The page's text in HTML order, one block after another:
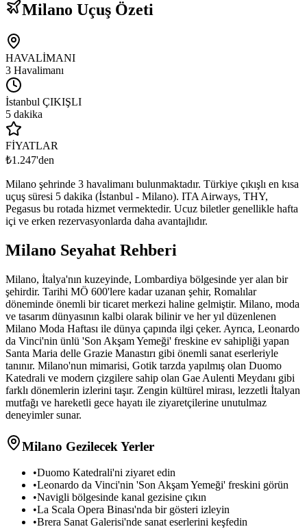
Milano Uçuş Özeti
HAVALİMANI
3 Havalimanı
İstanbul ÇIKIŞLI
5 dakika
FİYATLAR
₺1.247'den
Milano şehrinde 3 havalimanı bulunmaktadır. Türkiye çıkışlı en kısa
uçuş süresi 5 dakika (İstanbul - Milano). ITA Airways, THY,
Pegasus bu rotada hizmet vermektedir. Ucuz biletler genellikle hafta
içi ve erken rezervasyonlarda daha avantajlıdır.
Milano Seyahat Rehberi
Milano, İtalya'nın kuzeyinde, Lombardiya bölgesinde yer alan bir
şehirdir. Tarihi MÖ 600'lere kadar uzanan şehir, Romalılar
döneminde önemli bir ticaret merkezi haline gelmiştir. Milano, moda
ve tasarım dünyasının kalbi olarak bilinir ve her yıl düzenlenen
Milano Moda Haftası ile dünya çapında ilgi çeker. Ayrıca, Leonardo
da Vinci'nin ünlü 'Son Akşam Yemeği' freskine ev sahipliği yapan
Santa Maria delle Grazie Manastırı gibi önemli sanat eserleriyle
tanınır. Milano'nun mimarisi, Gotik tarzda yapılmış olan Duomo
Katedrali ve modern çizgilere sahip olan Gae Aulenti Meydanı gibi
farklı dönemlerin izlerini taşır. Zengin kültürel mirası, lezzetli İtalyan
mutfağı ve hareketli gece hayatı ile ziyaretçilerine unutulmaz
deneyimler sunar.
Milano Gezilecek Yerler
•Duomo Katedrali'ni ziyaret edin
•Leonardo da Vinci'nin 'Son Akşam Yemeği' freskini görün
•Navigli bölgesinde kanal gezisine çıkın
•La Scala Opera Binası'nda bir gösteri izleyin
•Brera Sanat Galerisi'nde sanat eserlerini keşfedin